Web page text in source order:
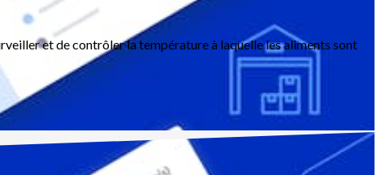
et de contrôler la température à laquelle les aliments sont